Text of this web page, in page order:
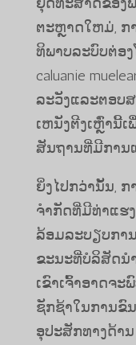
ຕະຫຼາດໃຫມ່, ກ
ທິພາບລະບົບຕ່ອ
caluanie
ລະວັງແລະຕອບ
ເຫນັງຕີງເຫຼົ່ານີ້
ສັນຖານທີ່ມີການ
ຍິ່ງ​ໄປ​ກວ່າ​ນັ້ນ,
ຈຳກັດ​ທີ່​ມີ​ທ່າ​ແຮ
ລ້ອມ​ລະບຽບ​ກາ
ຂະນະທີ່ບໍລິສັດນໍ
ເຂົາເຈົ້າອາດຈະ
ຊັກຊ້າໃນການຂົ
ອຸປະສັກທາງດ້ານ